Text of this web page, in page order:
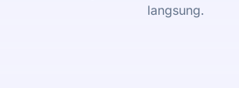
langsung.